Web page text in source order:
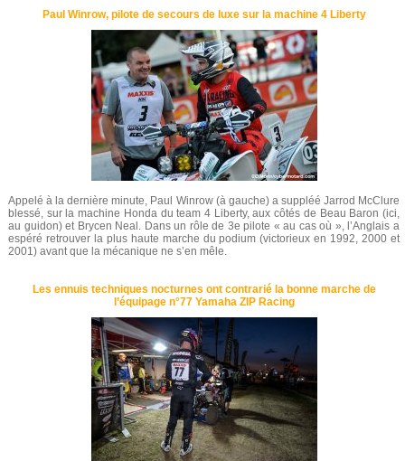
Paul Winrow, pilote de secours de luxe sur la machine 4 Liberty
Appelé à la dernière minute, Paul Winrow (à gauche) a suppléé Jarrod McClure
blessé, sur la machine Honda du team 4 Liberty, aux côtés de Beau Baron (ici,
au guidon) et Brycen Neal. Dans un rôle de 3e pilote « au cas où », l’Anglais a
espéré retrouver la plus haute marche du podium (victorieux en 1992, 2000 et
2001) avant que la mécanique ne s’en mêle.
Les ennuis techniques nocturnes ont contrarié la bonne marche de
l’équipage n°77 Yamaha ZIP Racing